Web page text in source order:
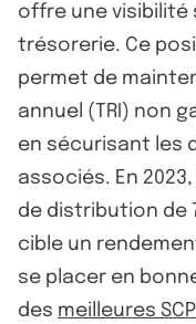
offre une visibilité
trésorerie. Ce
permet de
annuel (TRI) non
en sécurisant les
associés. En
de distribution de
cible un
se placer en
des meilleures SCPI